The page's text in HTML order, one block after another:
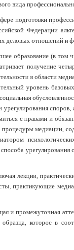
вида
подготовки
Федерации
деловых отношений
образование (в том
получение
в области
уровень
с правами и
медиации,
лекции,
практикующие
и промежуточная
которое в